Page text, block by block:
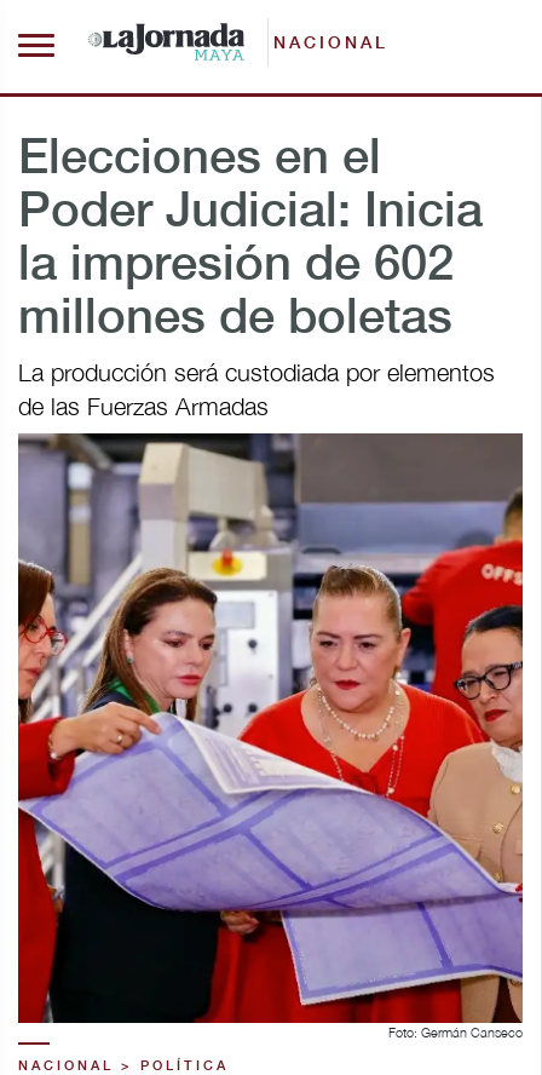
NACIONAL
Elecciones en el
Poder Judicial: Inicia
la impresión de 602
millones de boletas
La producción será custodiada por elementos
de las Fuerzas Armadas
Foto: Germán Canseco
NACIONAL > POLÍTICA